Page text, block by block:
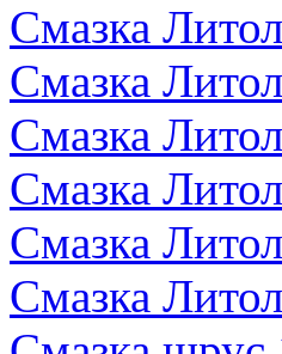
Смазка
Смазка
Смазка
Смазка
Смазка
Смазка